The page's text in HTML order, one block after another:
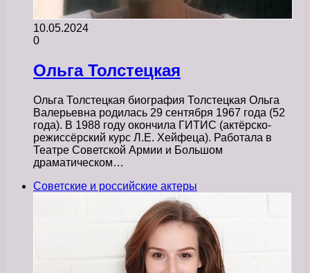
10.05.2024
0
Ольга Толстецкая
Ольга Толстецкая биография Толстецкая Ольга
Валерьевна родилась 29 сентября 1967 года (52
года). В 1988 году окончила ГИТИС (актёрско-
режиссёрский курс Л.Е. Хейфеца). Работала в
Театре Советской Армии и Большом
драматическом…
Советские и российские актеры